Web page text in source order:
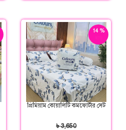
14 %
প্রিমিয়াম কোয়ালিটি কমফোর্টার সেট
৳ 3,650